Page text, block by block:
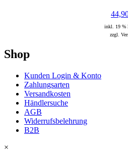
inkl. 19 %
zzgl.
Shop
Kunden Login & Konto
Zahlungsarten
Versandkosten
Händlersuche
AGB
Widerrufsbelehrung
B2B
×